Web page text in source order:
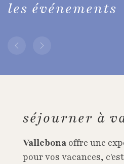
les événements
séjourner à
Vallebona offre une
pour vos vacances,